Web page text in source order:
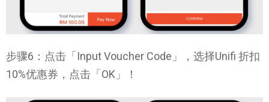
步骤6：点击「Input Voucher Code」，选择Unifi 折扣
10%优惠券，点击「OK」！